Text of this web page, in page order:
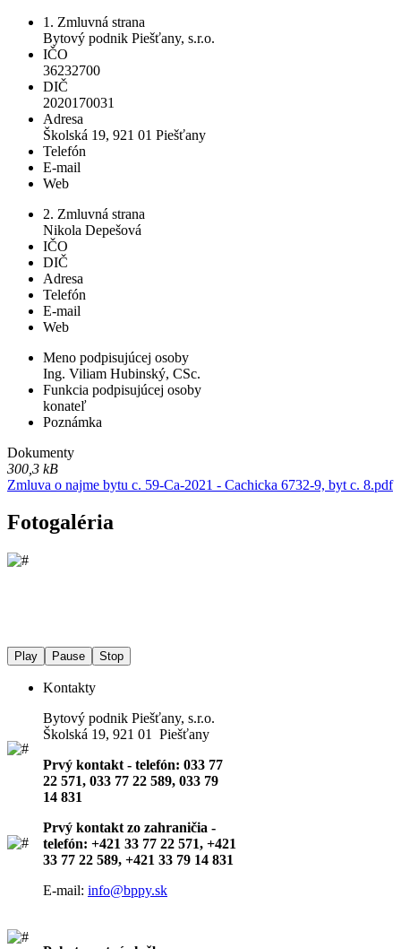
1. Zmluvná strana
Bytový podnik Piešťany, s.r.o.
IČO
36232700
DIČ
2020170031
Adresa
Školská 19, 921 01 Piešťany
Telefón
E-mail
Web
2. Zmluvná strana
Nikola Depešová
IČO
DIČ
Adresa
Telefón
E-mail
Web
Meno podpisujúcej osoby
Ing. Viliam Hubinský, CSc.
Funkcia podpisujúcej osoby
konateľ
Poznámka
Dokumenty
300,3 kB
Zmluva o najme bytu c. 59-Ca-2021 - Cachicka 6732-9, byt c. 8.pdf
Fotogaléria
Play Pause Stop
Kontakty
Bytový podnik Piešťany, s.r.o.
Školská 19, 921 01 Piešťany
Prvý kontakt - telefón: 033 77
22 571, 033 77 22 589, 033 79
14 831
Prvý kontakt zo zahraničia -
telefón: +421 33 77 22 571, +421
33 77 22 589, +421 33 79 14 831
E-mail: info@bppy.sk